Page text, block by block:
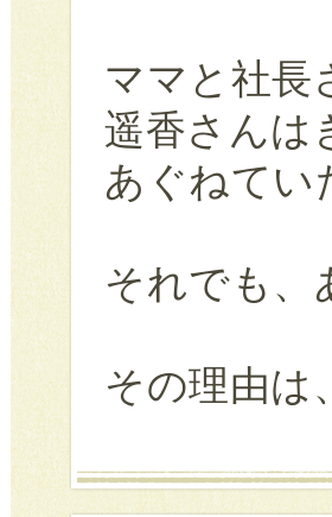
ママと社長
遥香さんは
あぐねてい
それでも、
その理由は、